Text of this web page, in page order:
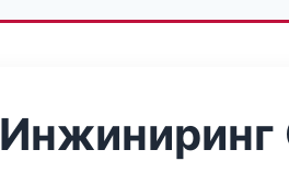
Инжиниринг